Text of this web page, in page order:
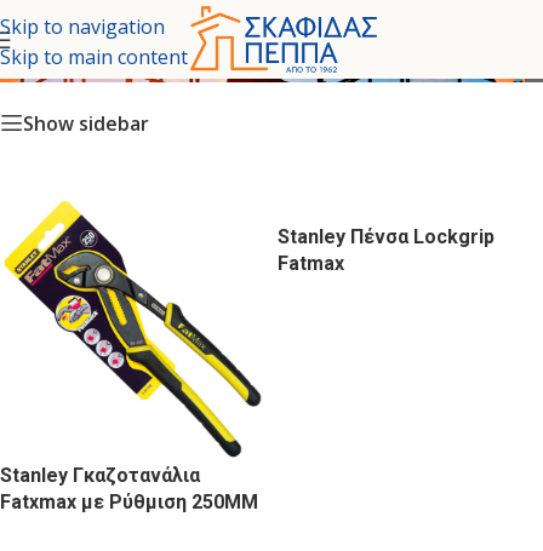
Skip to navigation
Skip to main content
ΠΕΝΣΕΣ-ΤΑΝΑΛΙΕΣ
Show sidebar
Stanley Γκαζοτανάλια
Fatxmax με Ρύθμιση 250MM
Stanley Πένσα Lockgrip
Fatmax